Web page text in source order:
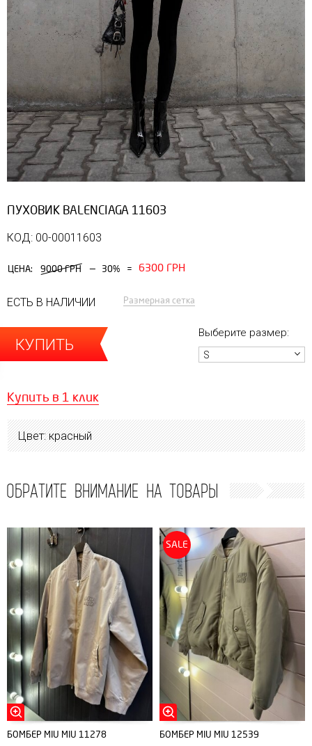
ПУХОВИК BALENCIAGA 11603
КОД: 00-00011603
ЦЕНА: 9000 ГРН — 30% = 6300 ГРН
ЕСТЬ В НАЛИЧИИ Размерная сетка
КУПИТЬ
Выберите размер:
S
Купить в 1 клик
Цвет: красный
ОБРАТИТЕ ВНИМАНИЕ НА ТОВАРЫ
БОМБЕР MIU MIU 11278
SALE
БОМБЕР MIU MIU 12539